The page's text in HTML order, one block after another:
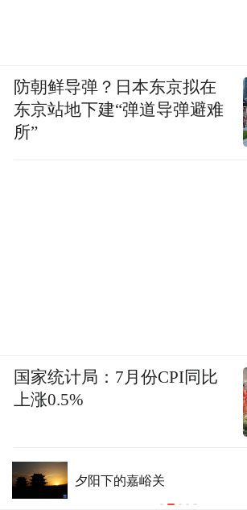
夕阳下的嘉峪关
防朝鲜导弹？日本东京拟在
东京站地下建“弹道导弹避难
所”
国家统计局：7月份CPI同比
上涨0.5%